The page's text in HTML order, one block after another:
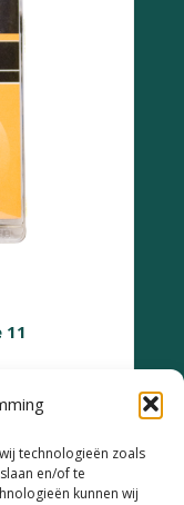
technologieën zoals
en/of te
kunnen wij
11